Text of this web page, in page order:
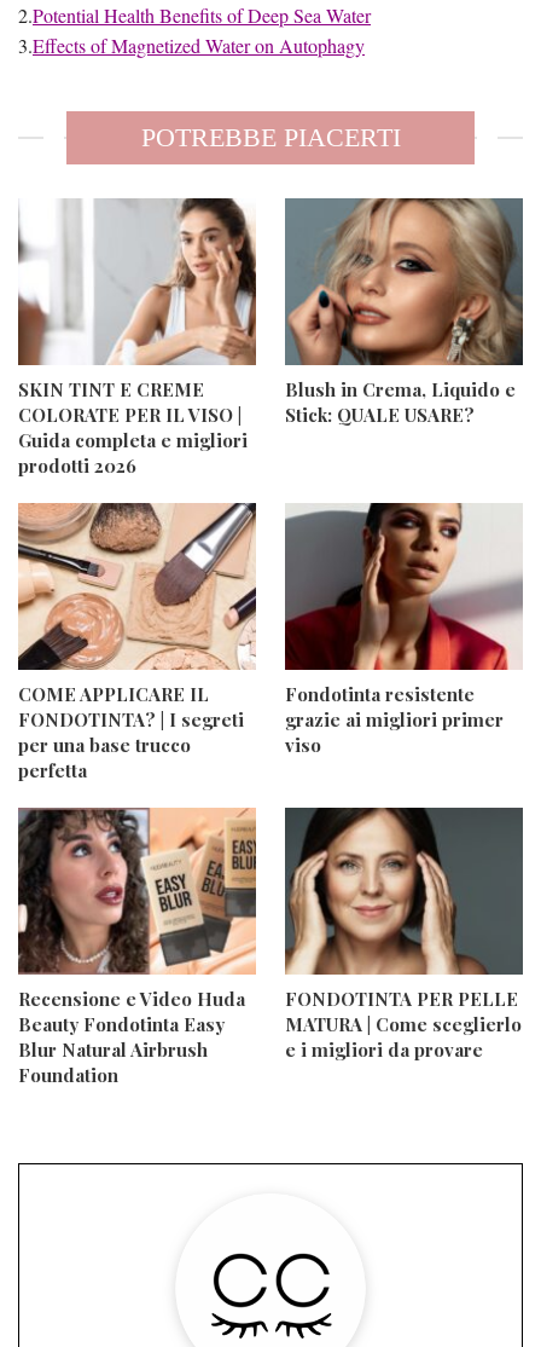
2.Potential Health Benefits of Deep Sea Water
3.Effects of Magnetized Water on Autophagy
POTREBBE PIACERTI
SKIN TINT E CREME
COLORATE PER IL VISO |
Guida completa e migliori
prodotti 2026
Blush in Crema, Liquido e
Stick: QUALE USARE?
COME APPLICARE IL
FONDOTINTA? | I segreti
per una base trucco
perfetta
Fondotinta resistente
grazie ai migliori primer
viso
Recensione e Video Huda
Beauty Fondotinta Easy
Blur Natural Airbrush
Foundation
FONDOTINTA PER PELLE
MATURA | Come sceglierlo
e i migliori da provare